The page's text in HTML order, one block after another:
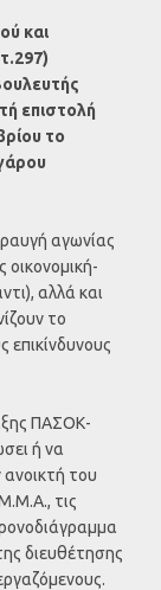
και
επιστολή
το
αγωνίας
αλλά και
το
ΠΑΣΟΚ-
ή να
του
τις
διευθέτησης